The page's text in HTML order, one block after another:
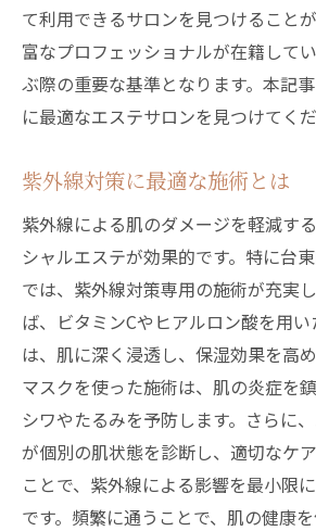
て利用できるサロンを見つけること
富なプロフェッショナルが在籍して
ぶ際の重要な基準となります。本記
に最適なエステサロンを見つけてくだ
紫外線対策に最適な施術とは
紫外線による肌のダメージを軽減す
シャルエステが効果的です。特に台
では、紫外線対策専用の施術が充実
ば、ビタミンCやヒアルロン酸を用
は、肌に深く浸透し、保湿効果を高
マスクを使った施術は、肌の炎症を
シワやたるみを予防します。さらに
が個別の肌状態を診断し、適切なケ
ことで、紫外線による影響を最小限
です。頻繁に通うことで、肌の健康